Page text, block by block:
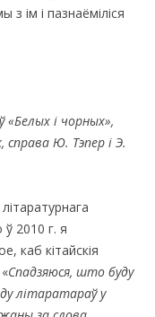
ім і пазнаёміліся
і чорных»,
справа Ю. Тэпер і Э.
2010 г. я
каб кітайскія
Спадзяюся, што буду
літаратараў у